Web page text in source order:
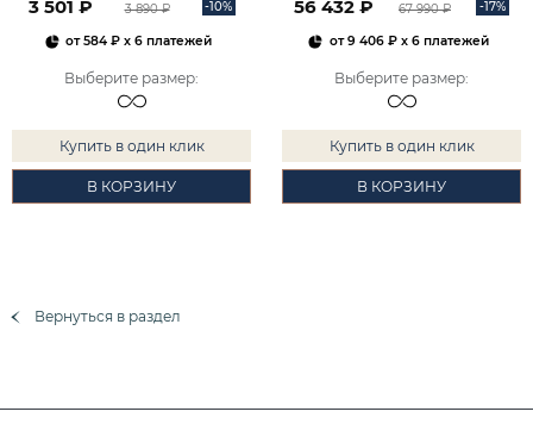
3 501 ₽ 3 890 ₽ -10%
от584 ₽ x 6 платежей
Выберите размер:
Купить в один клик
В КОРЗИНУ
56 432 ₽ 67 990 ₽ -17%
от9 406 ₽x 6 платежей
Выберите размер:
Купить в один клик
В КОРЗИНУ
Вернуться в раздел